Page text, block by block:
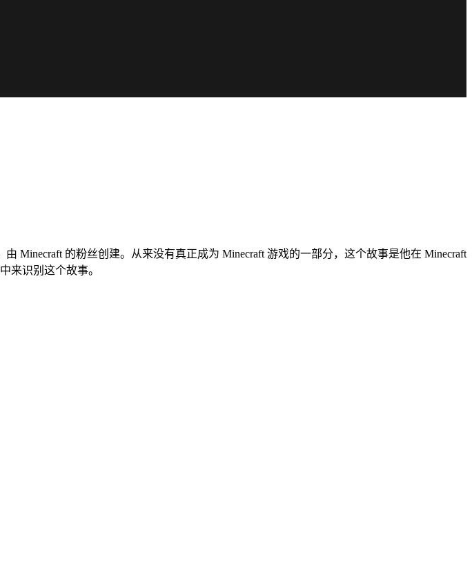
Minecraft 的粉丝创建。从来没有真正成为 Minecraft 游戏的一部分，这个故事是他在 Minecraft
来识别这个故事。